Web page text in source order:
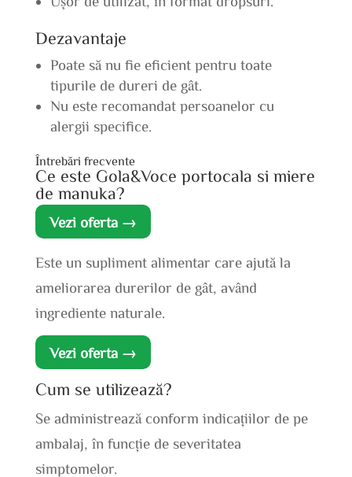
Dezavantaje
Poate să nu fie eficient pentru toate
tipurile de dureri de gât.
Nu este recomandat persoanelor cu
alergii specifice.
Întrebări frecvente
Ce este Gola&Voce portocala si miere
de manuka?
Vezi oferta →
Este un supliment alimentar care ajută la
ameliorarea durerilor de gât, având
ingrediente naturale.
Vezi oferta →
Cum se utilizează?
Se administrează conform indicațiilor de pe
ambalaj, în funcție de severitatea
simptomelor.